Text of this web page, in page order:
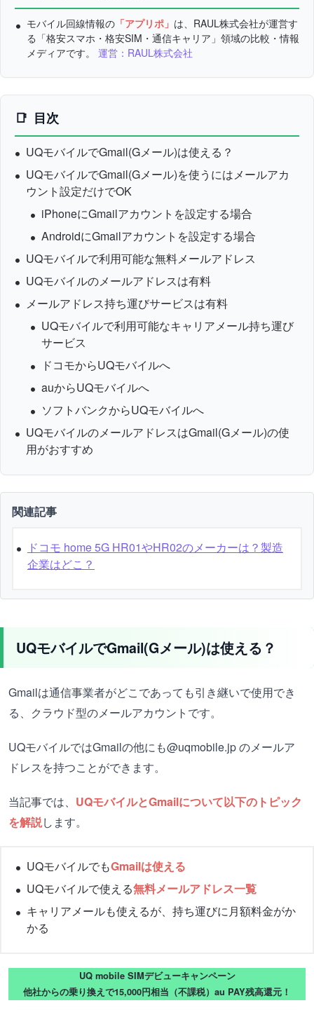
モバイル回線情報の 「アプリポ」 は、RAUL株式会社が運営す
る「格安スマホ・格安SIM・通信キャリア」領域の比較・情報
メディアです。 運営：RAUL株式会社
目次
UQモバイルでGmail(Gメール)は使える？
UQモバイルでGmail(Gメール)を使うにはメールアカ
ウント設定だけでOK
iPhoneにGmailアカウントを設定する場合
AndroidにGmailアカウントを設定する場合
UQモバイルで利用可能な無料メールアドレス
UQモバイルのメールアドレスは有料
メールアドレス持ち運びサービスは有料
UQモバイルで利用可能なキャリアメール持ち運び
サービス
ドコモからUQモバイルへ
auからUQモバイルへ
ソフトバンクからUQモバイルへ
UQモバイルのメールアドレスはGmail(Gメール)の使
用がおすすめ
関連記事
ドコモ home 5G HR01やHR02のメーカーは？製造
企業はどこ？
UQモバイルでGmail(Gメール)は使える？
Gmailは通信事業者がどこであっても引き継いで使用でき
る、クラウド型のメールアカウントです。
UQモバイルではGmailの他にも@uqmobile.jp のメールア
ドレスを持つことができます。
当記事では、 UQモバイルとGmailについて以下のトピック
を解説します。
UQモバイルでもGmailは使える
UQモバイルで使える無料メールアドレス一覧
キャリアメールも使えるが、持ち運びに月額料金がか
かる
UQ mobile SIMデビューキャンペーン
他社からの乗り換えで15,000円相当（不課税）au PAY残高還元！